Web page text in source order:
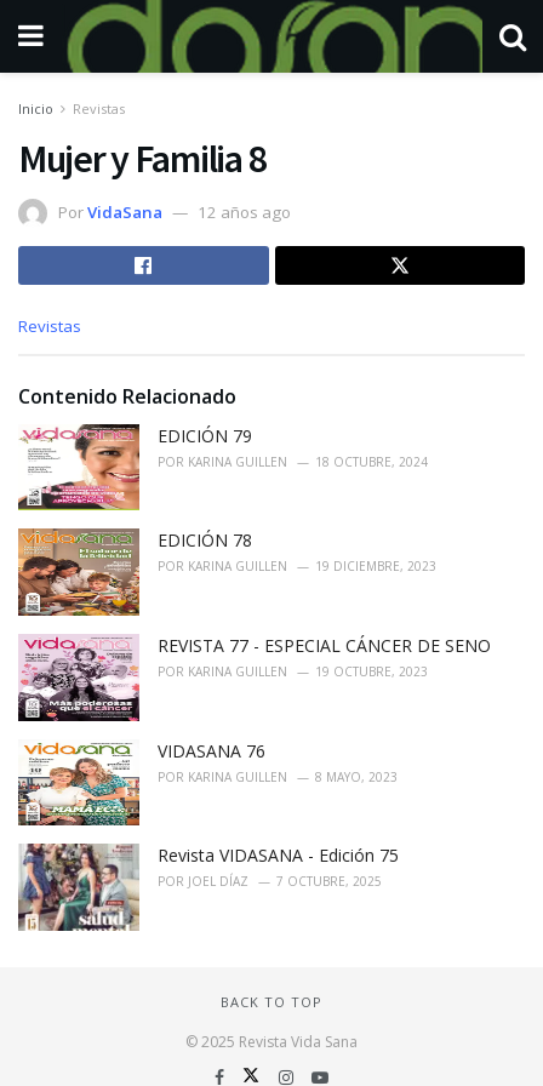
Inicio Revistas
Mujer y Familia 8
PorVidaSana 12 años ago
C
e
o
e
:
Revistas
Contenido Relacionado
EDICIÓN 79
POR KARINA GUILLEN 18 OCTUBRE, 2024
EDICIÓN 78
POR KARINA GUILLEN 19 DICIEMBRE, 2023
REVISTA 77 - ESPECIAL CÁNCER DE SENO
POR KARINA GUILLEN 19 OCTUBRE, 2023
VIDASANA 76
POR KARINA GUILLEN 8 MAYO, 2023
Revista VIDASANA - Edición 75
POR JOEL DÍAZ 7 OCTUBRE, 2025
BACK TO TOP
© 2025 Revista Vida Sana